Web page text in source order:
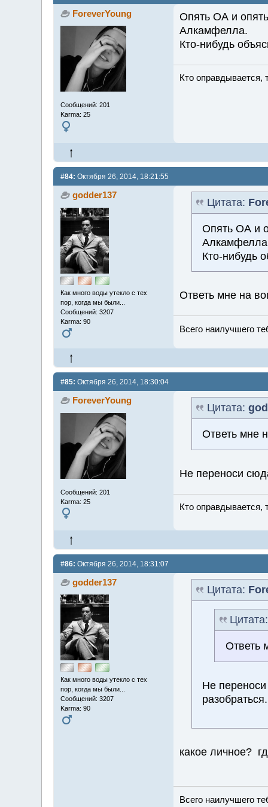
ForeverYoung
Сообщений: 201
Karma: 25
Опять ОА и
Алкамфелла.
Кто-нибудь
Кто оправдывается,
#84: Октября 26, 2014, 18:21:55
godder137
Как много воды утекло с тех
пор, когда мы были...
Сообщений: 3207
Karma: 90
Цитата:
Опять ОА и
Кто-нибудь
Ответь мне на
Всего наилучшего
#85: Октября 26, 2014, 18:30:04
ForeverYoung
Сообщений: 201
Karma: 25
Цитата:
Ответь мне
Не переноси
Кто оправдывается,
#86: Октября 26, 2014, 18:31:07
godder137
Как много воды утекло с тех
пор, когда мы были...
Сообщений: 3207
Karma: 90
Цитата:
Ответь
Не
разобраться.
какое личное?
Всего наилучшего